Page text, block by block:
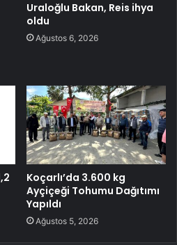
Uraloğlu Bakan, Reis ihya
oldu
Ağustos 6, 2026
Koçarlı’da 3.600 kg
Ayçiçeği Tohumu Dağıtımı
Yapıldı
Ağustos 5, 2026